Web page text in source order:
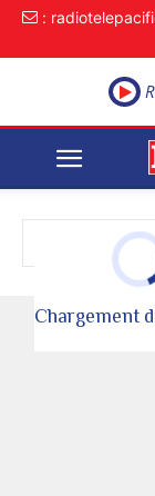
:
Chargement
Article non